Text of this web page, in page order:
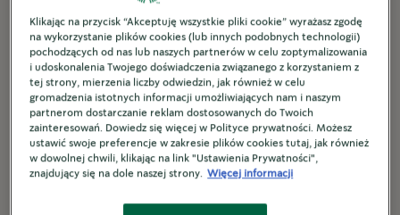
Latte Miodowo-Karmelowe
SŁODKIE I AKSAMITNE
3 min.
Klikając na przycisk “Akceptuję wszystkie pliki cookie” wyrażasz zgodę
na wykorzystanie plików cookies (lub innych podobnych technologii)
pochodzących od nas lub naszych partnerów w celu zoptymalizowania
i udoskonalenia Twojego doświadczenia związanego z korzystaniem z
tej strony, mierzenia liczby odwiedzin, jak również w celu
gromadzenia istotnych informacji umożliwiających nam i naszym
partnerom dostarczanie reklam dostosowanych do Twoich
zainteresowań. Dowiedz się więcej w Polityce prywatności. Możesz
ustawić swoje preferencje w zakresie plików cookies tutaj, jak również
w dowolnej chwili, klikając na link "Ustawienia Prywatności",
znajdujący się na dole naszej strony.
Więcej informacji